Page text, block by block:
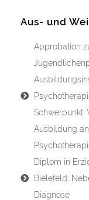
Aus- und
Approbation
Schwerpunkt:
Ausbildung
Diplom in
Bielefeld;
Diagnose